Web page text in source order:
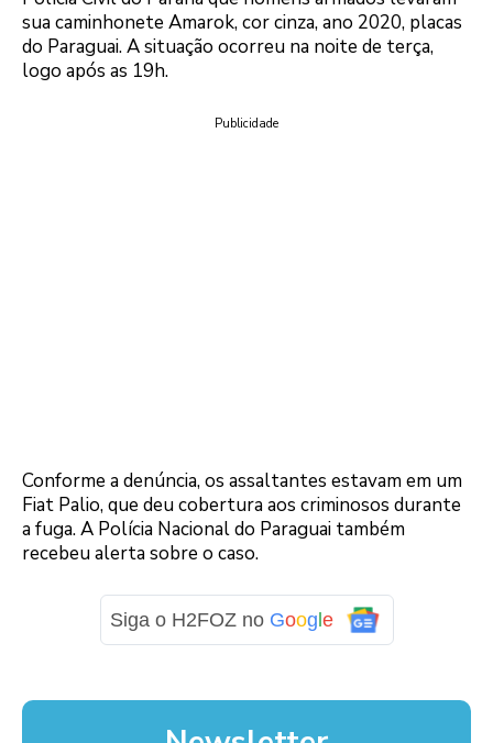
sua caminhonete Amarok, cor cinza, ano 2020, placas
do Paraguai. A situação ocorreu na noite de terça,
logo após as 19h.
Publicidade
Conforme a denúncia, os assaltantes estavam em um
Fiat Palio, que deu cobertura aos criminosos durante
a fuga. A Polícia Nacional do Paraguai também
recebeu alerta sobre o caso.
Siga o H2FOZ no Google